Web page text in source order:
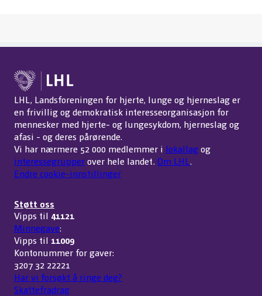
LHL, Landsforeningen for hjerte, lunge og hjerneslag er
en frivillig og demokratisk interesseorganisasjon for
mennesker med hjerte- og lungesykdom, hjerneslag og
afasi - og deres pårørende.
Vi har nærmere 52 000 medlemmer i lokallagog
interessegrupperover hele landet. Om LHL.
Endre cookie-innstillinger
Støtt oss
Vipps til 41121
Minnegave:
Vipps til 11009
Kontonummer for gaver:
3207 32 22221
Har vi forsøkt å ringe deg?
Skattefradrag